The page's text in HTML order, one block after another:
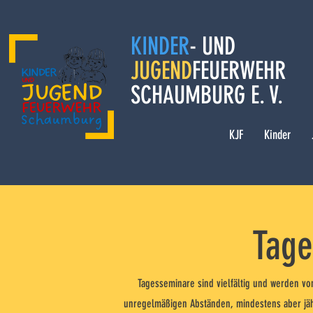
KINDER- UND
JUGENDFEUERWEHR
SCHAUMBURG E. V.
KJF Kinder
Tagesseminare sind vielfältig und werden
unregelmäßigen Abständen, mindestens aber